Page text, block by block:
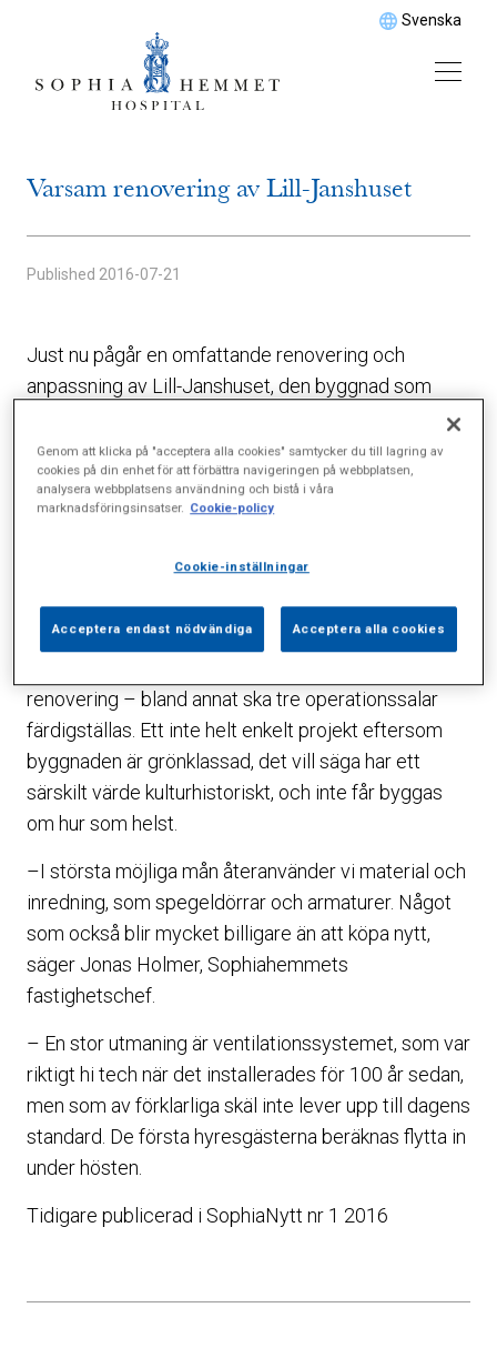
Svenska
Varsam renovering av Lill-Janshuset
Published 2016-07-21
Just nu pågår en omfattande renovering och
anpassning av Lill-Janshuset, den byggnad som
Huset invigdes 1913 och inrymde då Allmänna BB
fram till nedläggningen 1976.
idrottsförbund in. Sedan flera år disponerar
9 000 kvadratmeter stora huset.
renovering – bland annat ska tre operationssalar
färdigställas. Ett inte helt enkelt projekt eftersom
byggnaden är grönklassad, det vill säga har ett
särskilt värde kulturhistoriskt, och inte får byggas
om hur som helst.
–I största möjliga mån återanvänder vi material och
inredning, som spegeldörrar och armaturer. Något
som också blir mycket billigare än att köpa nytt,
säger Jonas Holmer, Sophiahemmets
fastighetschef.
– En stor utmaning är ventilationssystemet, som var
riktigt hi tech när det installerades för 100 år sedan,
men som av förklarliga skäl inte lever upp till dagens
standard. De första hyresgästerna beräknas flytta in
under hösten.
Tidigare publicerad i SophiaNytt nr 1 2016
Genom att klicka på "acceptera alla cookies" samtycker du till lagring av
cookies på din enhet för att förbättra navigeringen på webbplatsen,
analysera webbplatsens användning och bistå i våra
marknadsföringsinsatser. Cookie-policy
Cookie-inställningar
Acceptera endast nödvändiga Acceptera alla cookies